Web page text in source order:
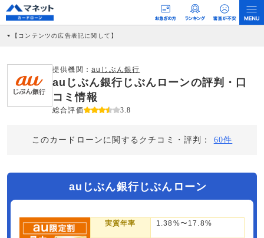
【コンテンツの広告表記に関して】
社に対して企業から紹介報酬が支払われるという収益モデルです。 ただし、特定の
商品を根拠なくPRするものではなく、当編集部の調査／ユーザーへの口コミ収集な
どに基づき、公平性を担保した情報提供を行っています。
>提携企業一覧
提供機関： auじぶん銀行
auじぶん銀行じぶんローンの評判・口
コミ情報
総合評価 3.8
このカードローンに関するクチコミ・評判： 60件
auじぶん銀行じぶんローン
実質年率 1.38%〜17.8%